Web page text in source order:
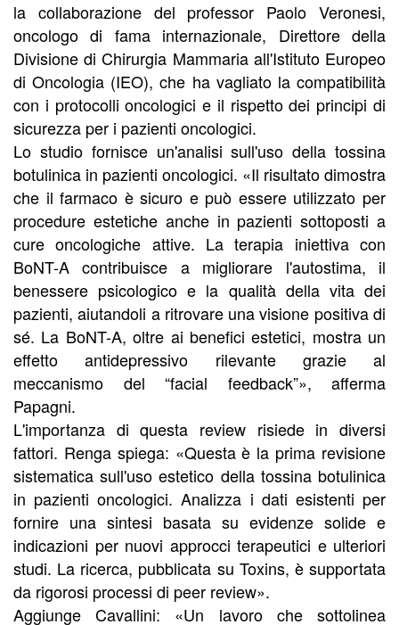
la collaborazione del professor Paolo Veronesi,
oncologo di fama internazionale, Direttore della
Divisione di Chirurgia Mammaria all'Istituto Europeo
di Oncologia (IEO), che ha vagliato la compatibilità
con i protocolli oncologici e il rispetto dei principi di
sicurezza per i pazienti oncologici.
Lo studio fornisce un'analisi sull'uso della tossina
botulinica in pazienti oncologici. «Il risultato dimostra
che il farmaco è sicuro e può essere utilizzato per
procedure estetiche anche in pazienti sottoposti a
cure oncologiche attive. La terapia iniettiva con
BoNT-A contribuisce a migliorare l'autostima, il
benessere psicologico e la qualità della vita dei
pazienti, aiutandoli a ritrovare una visione positiva di
sé. La BoNT-A, oltre ai benefici estetici, mostra un
effetto antidepressivo rilevante grazie al
meccanismo del “facial feedback”», afferma
Papagni.
L'importanza di questa review risiede in diversi
fattori. Renga spiega: «Questa è la prima revisione
sistematica sull'uso estetico della tossina botulinica
in pazienti oncologici. Analizza i dati esistenti per
fornire una sintesi basata su evidenze solide e
indicazioni per nuovi approcci terapeutici e ulteriori
studi. La ricerca, pubblicata su Toxins, è supportata
da rigorosi processi di peer review».
Aggiunge Cavallini: «Un lavoro che sottolinea